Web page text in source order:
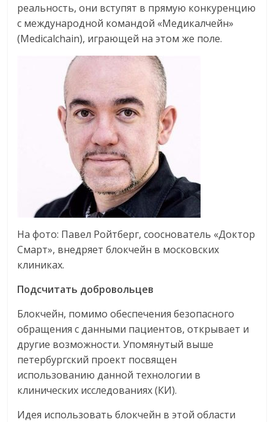
реальность, они вступят в прямую конкуренцию
с международной командой «Медикалчейн»
(Medicalchain), играющей на этом же поле.
На фото: Павел Ройтберг, сооснователь «Доктор
Смарт», внедряет блокчейн в московских
клиниках.
Подсчитать добровольцев
Блокчейн, помимо обеспечения безопасного
обращения с данными пациентов, открывает и
другие возможности. Упомянутый выше
петербургский проект посвящен
использованию данной технологии в
клинических исследованиях (КИ).
Идея использовать блокчейн в этой области